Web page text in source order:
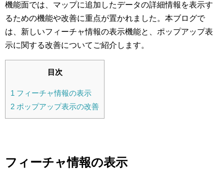
機能面では、マップに追加したデータの詳細情報を表示す
るための機能や改善に重点が置かれました。本ブログで
は、新しいフィーチャ情報の表示機能と、ポップアップ表
示に関する改善についてご紹介します。
目次
1 フィーチャ情報の表示
2 ポップアップ表示の改善
フィーチャ情報の表示